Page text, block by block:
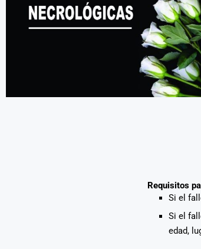
Requisitos
Si el
Si el
edad,